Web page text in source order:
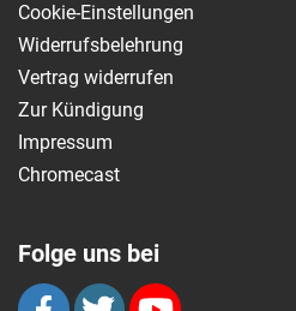
Cookie-Einstellungen
Widerrufsbelehrung
Vertrag widerrufen
Zur Kündigung
Impressum
Chromecast
Folge uns bei